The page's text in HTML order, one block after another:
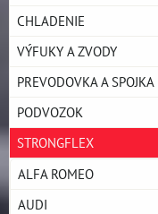
CHLADENIE
VÝFUKY A ZVODY
PREVODOVKA A SPOJKA
PODVOZOK
STRONGFLEX
ALFA ROMEO
AUDI